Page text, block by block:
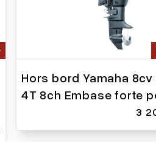
Hors bord Yamaha 8cv
4T 8ch Embase forte
3